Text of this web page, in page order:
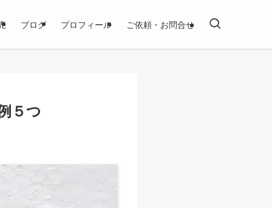
ブログ プロフィール ご依頼・お問合せ
５つ